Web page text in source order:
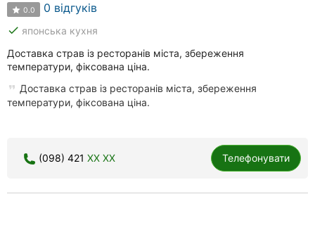
0.0 0 відгуків
done японська кухня
Доставка страв із ресторанів міста, збереження
температури, фіксована ціна.
Доставка страв із ресторанів міста, збереження
температури, фіксована ціна.
(098) 421 XX XX Телефонувати